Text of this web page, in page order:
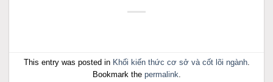
This entry was posted in Khối kiến thức cơ sở và cốt lõi ngành.
Bookmark the permalink.